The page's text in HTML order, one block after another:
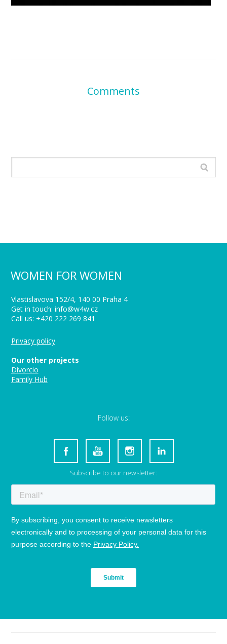
Comments
WOMEN FOR WOMEN
Vlastislavova 152/4, 140 00 Praha 4
Get in touch: info@w4w.cz
Call us: +420 222 269 841
Privacy policy
Our other projects
Divorcio
Family Hub
Follow us:
Subscribe to our newsletter: